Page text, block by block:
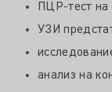
ПЦР-тест
УЗИ
анализ на